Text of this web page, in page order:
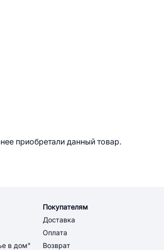
приобретали данный товар.
в дом"
Покупателям
Доставка
Оплата
Возврат